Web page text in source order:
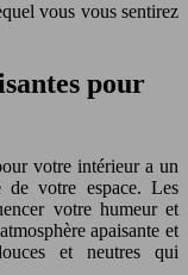
vous vous sentirez
pour
votre intérieur a un
de votre espace. Les
votre humeur et
apaisante et
et neutres qui